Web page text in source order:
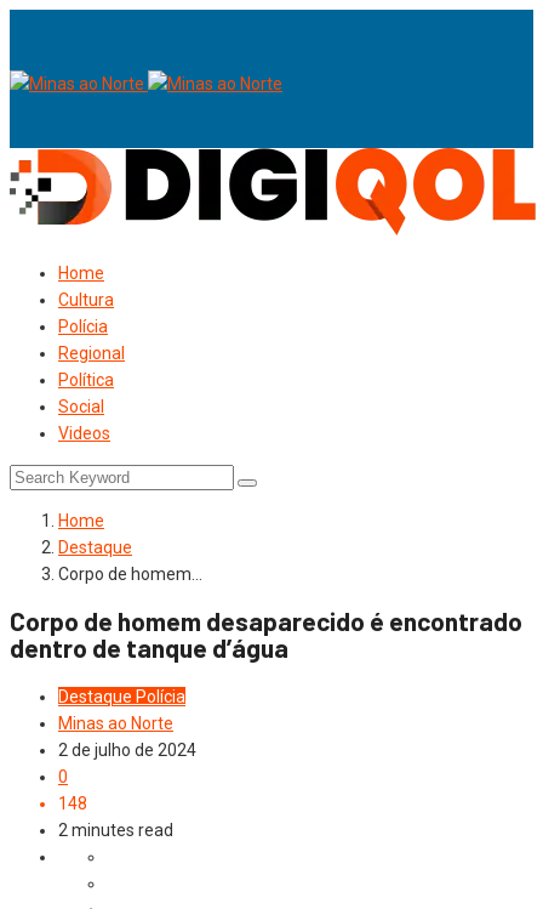
Home
Cultura
Polícia
Regional
Política
Social
Videos
Home
Destaque
Corpo de homem…
Corpo de homem desaparecido é encontrado
dentro de tanque d’água
Destaque Polícia
Minas ao Norte
2 de julho de 2024
0
148
2 minutes read